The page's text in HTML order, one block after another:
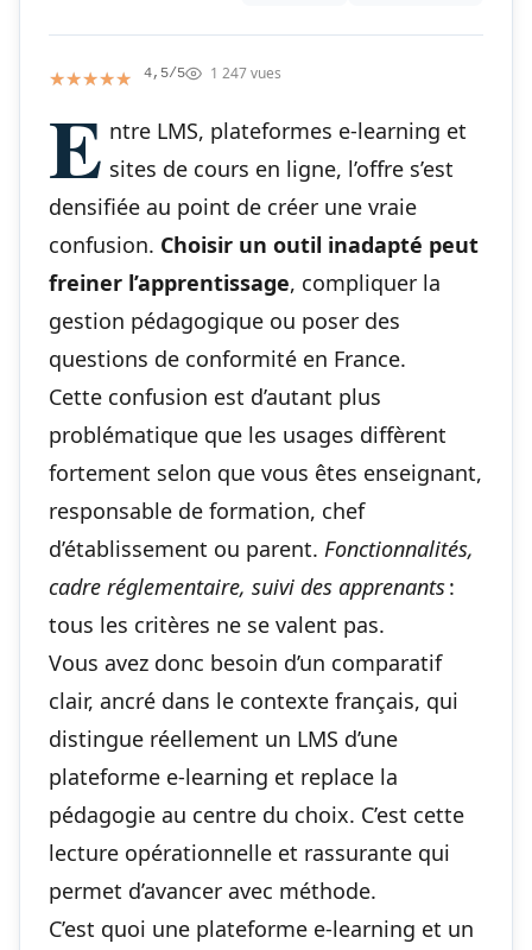
★★★★★
★★★★★ 4,5/5 1 247 vues
E ntre LMS, plateformes e-learning et
sites de cours en ligne, l’offre s’est
densifiée au point de créer une vraie
confusion. Choisir un outil inadapté peut
freiner l’apprentissage, compliquer la
gestion pédagogique ou poser des
questions de conformité en France.
Cette confusion est d’autant plus
problématique que les usages diffèrent
fortement selon que vous êtes enseignant,
responsable de formation, chef
d’établissement ou parent. Fonctionnalités,
cadre réglementaire, suivi des apprenants:
tous les critères ne se valent pas.
Vous avez donc besoin d’un comparatif
clair, ancré dans le contexte français, qui
distingue réellement un LMS d’une
plateforme e-learning et replace la
pédagogie au centre du choix. C’est cette
lecture opérationnelle et rassurante qui
permet d’avancer avec méthode.
C’est quoi une plateforme e-learning et un